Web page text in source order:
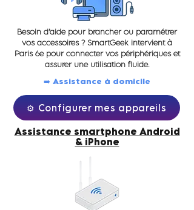
Besoin d’aide pour brancher ou paramétrer
vos accessoires ? SmartGeek intervient à
Paris 6e pour connecter vos périphériques et
assurer une utilisation fluide.
➡️ Assistance à domicile
⚙️ Configurer mes appareils
Assistance smartphone Android
& iPhone